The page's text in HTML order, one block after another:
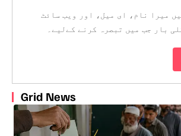
میرا نام، ای میل، اور ویب سائٹ
بار جب میں تبصرہ کرنے کےلیے۔
Grid News